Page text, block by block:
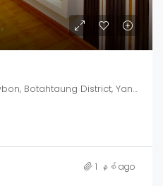
Shwe Phu Myaw Street, Dawbon, Botahtaung District, Yangon City, Yangon, 11231, Myanmar
1 နှစ် ago